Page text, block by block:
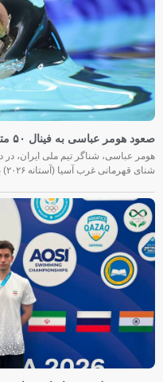
صعود هومر عباسی به فینال ۵۰ متر کرال پشت مسابقات غرب آسیا
شنای قهرمانی غرب آسیا (آستانه ۲۰۲۶) با ثبت زمان ۲۵.۶۷ ثانیه در جایگاه نخست قرار